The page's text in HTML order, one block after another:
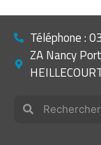
Téléphone :
ZA Nancy